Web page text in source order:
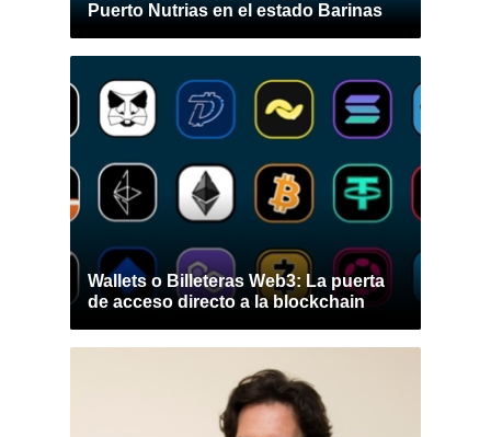
Puerto Nutrias en el estado Barinas
Wallets o Billeteras Web3: La puerta
de acceso directo a la blockchain